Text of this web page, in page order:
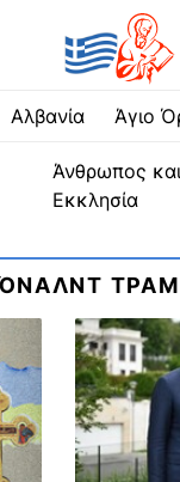
Αλβανία Άγιο
Άνθρωπος
Εκκλησία